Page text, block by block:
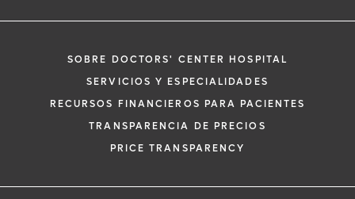
*Si tiene una emergencia médica, llame
inmediato.
El siguiente formulario solo crea una
no una cita confirmada. Al completarlo,
representante se pondrá en contacto
SOBRE DOCTORS' CENTER HOSPITAL
SERVICIOS Y ESPECIALIDADES
RECURSOS FINANCIEROS PARA PACIENTES
TRANSPARENCIA DE PRECIOS
PRICE TRANSPARENCY